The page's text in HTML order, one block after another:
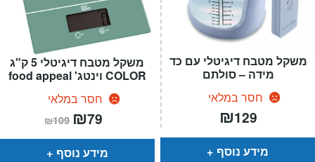
משקל מטבח דיגיטלי 5 ק"ג
COLOR וינטג' food appeal
חסר במלאי
₪109 המחיר
המקורי
היה:
₪109.
₪79
הוא:
מידע נוסף
משקל מטבח דיגיטלי עם כד
מידה – סולתם
חסר במלאי
₪129
מידע נוסף